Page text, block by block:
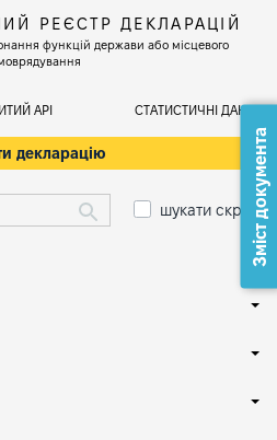
РЕЄСТР ДЕКЛАРАЦІЙ
функцій держави або місцевого
АРІ СТАТИСТИЧНІ ДАНІ
декларацію
шукати скрізьЗміст документа